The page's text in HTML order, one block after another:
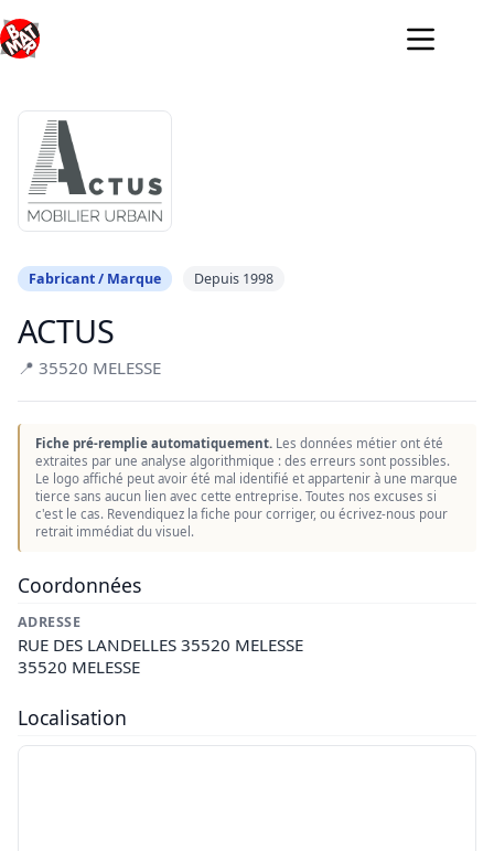
au
contenu
Fabricant / Marque Depuis 1998
ACTUS
📍 35520 MELESSE
Fiche pré-remplie automatiquement. Les données métier ont été
extraites par une analyse algorithmique : des erreurs sont possibles.
Le logo affiché peut avoir été mal identifié et appartenir à une marque
tierce sans aucun lien avec cette entreprise. Toutes nos excuses si
c'est le cas. Revendiquez la fiche pour corriger, ou écrivez-nous pour
retrait immédiat du visuel.
Coordonnées
ADRESSE
RUE DES LANDELLES 35520 MELESSE
35520 MELESSE
Localisation